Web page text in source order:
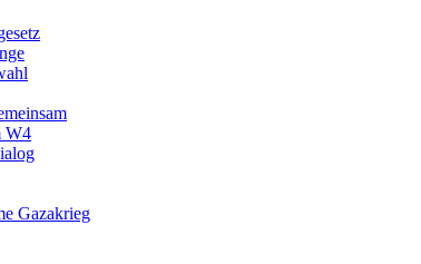
W4
Gazakrieg